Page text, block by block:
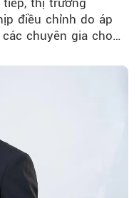
điều chỉnh do áp
chuyên gia cho